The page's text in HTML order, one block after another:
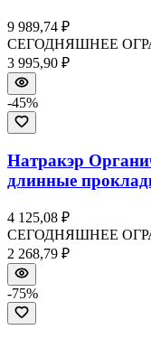
9 989,74 ₽
СЕГОДНЯШНЕЕ
3 995,90 ₽
-45%
Натракэр
длинные
4 125,08 ₽
СЕГОДНЯШНЕЕ
2 268,79 ₽
-75%